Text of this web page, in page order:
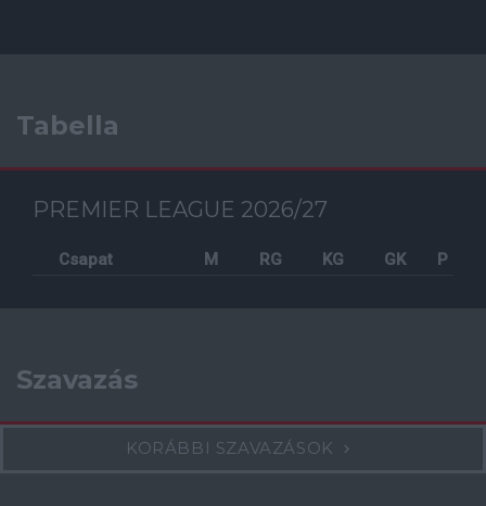
Tabella
PREMIER LEAGUE 2026/27
Csapat M RG KG GK P
Szavazás
KORÁBBI SZAVAZÁSOK